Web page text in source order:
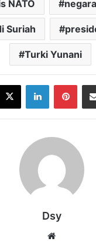
NATO
Suriah
Turki Yunani
X LinkedIn
Dsy